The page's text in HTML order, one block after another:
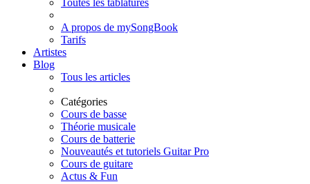
Toutes les tablatures
A propos de mySongBook
Tarifs
Artistes
Blog
Tous les articles
Catégories
Cours de basse
Théorie musicale
Cours de batterie
Nouveautés et tutoriels Guitar Pro
Cours de guitare
Actus & Fun